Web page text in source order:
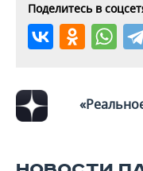
Поделитесь в